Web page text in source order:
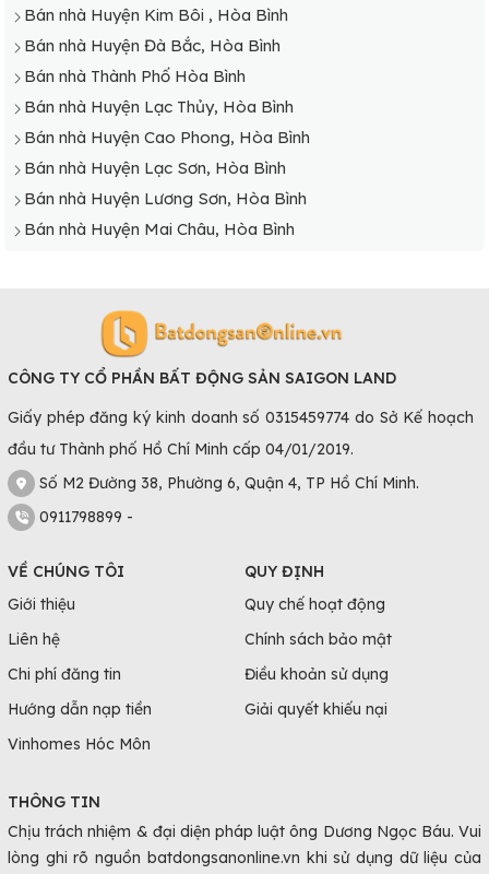
Bán nhà Huyện Kim Bôi , Hòa Bình
Bán nhà Huyện Đà Bắc, Hòa Bình
Bán nhà Thành Phố Hòa Bình
Bán nhà Huyện Lạc Thủy, Hòa Bình
Bán nhà Huyện Cao Phong, Hòa Bình
Bán nhà Huyện Lạc Sơn, Hòa Bình
Bán nhà Huyện Lương Sơn, Hòa Bình
Bán nhà Huyện Mai Châu, Hòa Bình
CÔNG TY CỔ PHẦN BẤT ĐỘNG SẢN SAIGON LAND
Giấy phép đăng ký kinh doanh số 0315459774 do Sở Kế hoạch
đầu tư Thành phố Hồ Chí Minh cấp 04/01/2019.
Số M2 Đường 38, Phường 6, Quận 4, TP Hồ Chí Minh.
0911798899 -
VỀ CHÚNG TÔI
Giới thiệu
Liên hệ
Chi phí đăng tin
Hướng dẫn nạp tiền
Vinhomes Hóc Môn
QUY ĐỊNH
Quy chế hoạt động
Chính sách bảo mật
Điều khoản sử dụng
Giải quyết khiếu nại
THÔNG TIN
Chịu trách nhiệm & đại diện pháp luật ông Dương Ngọc Báu. Vui
lòng ghi rõ nguồn batdongsanonline.vn khi sử dụng dữ liệu của